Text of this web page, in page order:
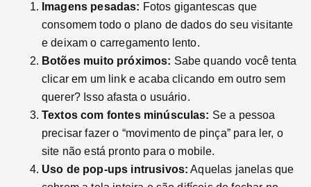
Imagens pesadas: Fotos gigantescas que
consomem todo o plano de dados do seu visitante
e deixam o carregamento lento.
Botões muito próximos: Sabe quando você tenta
clicar em um link e acaba clicando em outro sem
querer? Isso afasta o usuário.
Textos com fontes minúsculas: Se a pessoa
precisar fazer o “movimento de pinça” para ler, o
site não está pronto para o mobile.
Uso de pop-ups intrusivos: Aquelas janelas que